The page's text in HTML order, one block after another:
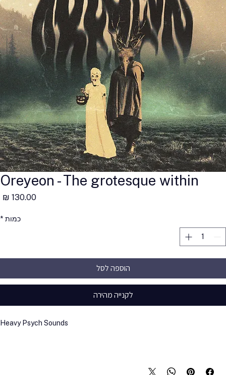
Oreyeon - The grotesque within
כמות *
הוספה לסל
לקנייה מהירה
Heavy Psych Sounds